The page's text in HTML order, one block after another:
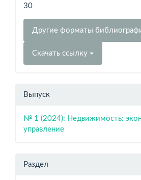
30
Другие форматы
Скачать ссылку
Выпуск
№ 1 (2024): Недвижимость:
управление
Раздел